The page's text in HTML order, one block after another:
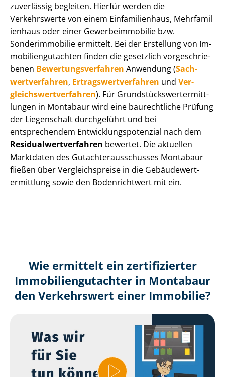
zuverlässig begleiten. Hierfür werden die
Verkehrswerte von einem Einfamilienhaus, Mehr­fa­mi­l
i­en­haus oder einer Ge­wer­be­im­mo­bi­lie bzw.
Sonderimmobilie ermittelt. Bei der Erstellung von Im­
mo­bi­li­en­gut­ach­ten finden die gesetzlich vor­ge­schrie­
be­nen Be­wer­tungs­ver­fah­ren Anwendung (Sach­
wert­ver­fah­ren, Er­trags­wert­ver­fah­ren und Ver­
gleichs­wert­ver­fah­ren). Für Grund­stücks­wert­ermitt­
lun­gen in Montabaur wird eine baurechtliche Prüfung
der Liegenschaft durchgeführt und bei
entsprechendem Ent­wick­lungs­po­ten­zi­al nach dem
Re­si­du­al­wert­ver­fah­ren bewertet. Die aktuellen
Marktdaten des Gut­ach­ter­aus­schus­ses Montabaur
fließen über Ver­gleichs­prei­se in die Ge­bäu­de­wert­
ermitt­lung sowie den Bodenrichtwert mit ein.
Wie ermittelt ein zertifizierter
Immobilien­gutachter in Montabaur
den Verkehrswert einer Immobilie?